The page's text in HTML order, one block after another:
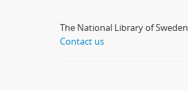
The National Library of Sweden
Contact us